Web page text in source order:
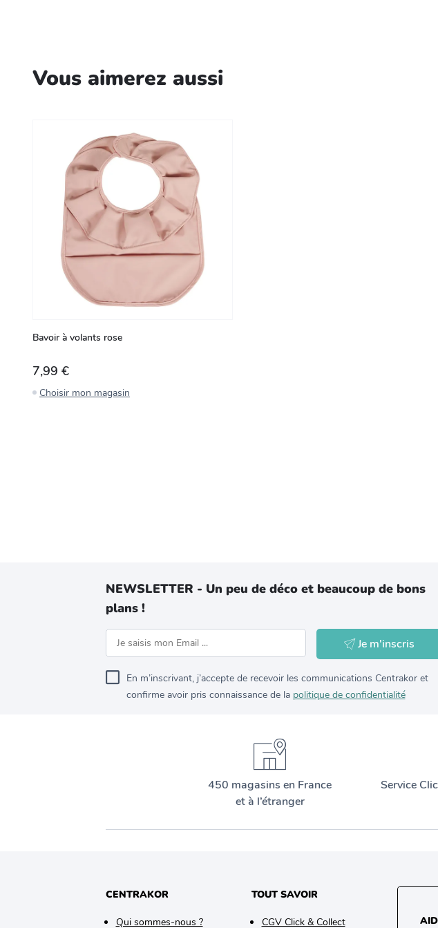
Vous aimerez aussi
Bavoir à volants rose
7,99 €
Choisir mon magasin
NEWSLETTER - Un peu de déco et beaucoup de bons
plans !
Je m'inscris
En m’inscrivant, j’accepte de recevoir les communications Centrakor et
confirme avoir pris connaissance de la politique de confidentialité
450 magasins en France
et à l’étranger
Service
CENTRAKOR
Qui sommes-nous ?
TOUT SAVOIR
CGV Click & Collect